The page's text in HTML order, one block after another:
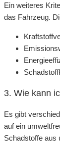
Ein weiteres
das Fahrzeug.
3. Wie kann
Es gibt
auf ein
Schadstoffe aus